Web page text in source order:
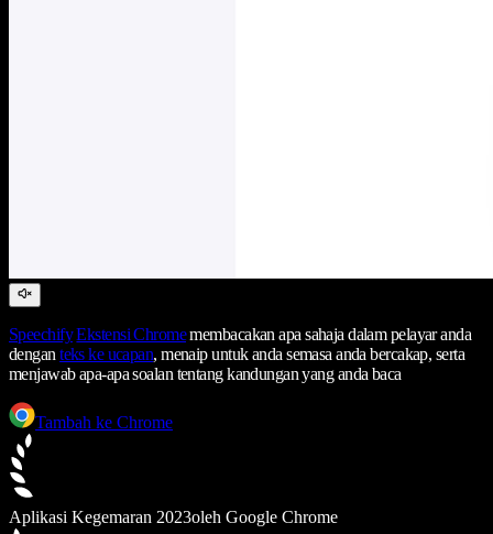
Speechify Ekstensi Chromemembacakan apa sahaja dalam pelayar anda
denganteks ke ucapan, menaip untuk anda semasa anda bercakap, serta
menjawab apa-apa soalan tentang kandungan yang anda baca
Tambah ke Chrome
Aplikasi Kegemaran 2023oleh Google Chrome